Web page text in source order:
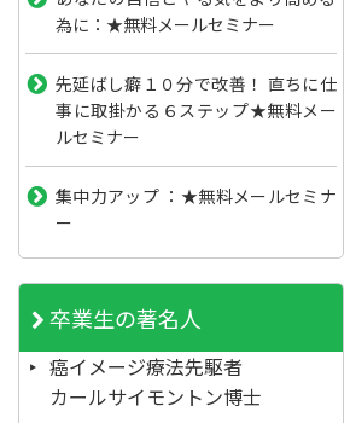
為に：★無料メールセミナー
先延ばし癖１０分で改善！ 直ちに仕
事に取掛かる６ステップ★無料メー
ルセミナー
集中力アップ ：★無料メールセミナ
ー
卒業生の著名人
癌イメージ療法先駆者
カールサイモントン博士